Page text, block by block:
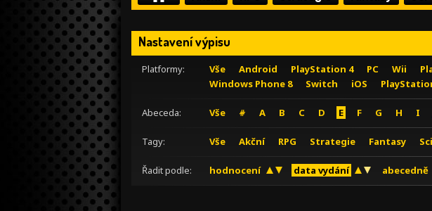
Nastavení výpisu
Platformy: Vše Android PlayStation 4 PC Wii
Windows Phone 8
Switch iOS
Abeceda: Vše # A B C D E F G H I
Tagy: Vše Akční RPG Strategie Fantasy
Řadit podle: hodnocení data vydání abecedně